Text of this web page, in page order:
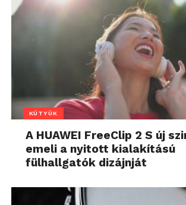
KÜTYÜK
A HUAWEI FreeClip 2 S új
emeli a nyitott kialakítású
fülhallgatók dizájnját